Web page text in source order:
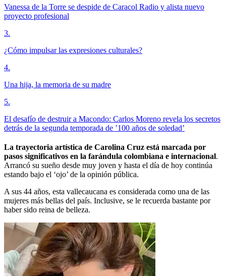
Vanessa de la Torre se despide de Caracol Radio y alista nuevo
proyecto profesional
3.
¿Cómo impulsar las expresiones culturales?
4.
Una hija, la memoria de su madre
5.
El desafío de destruir a Macondo: Carlos Moreno revela los secretos
detrás de la segunda temporada de ’100 años de soledad’
La trayectoria artística de Carolina Cruz está marcada por
pasos significativos en la farándula colombiana e internacional.
Arrancó su sueño desde muy joven y hasta el día de hoy continúa
estando bajo el ‘ojo’ de la opinión pública.
A sus 44 años, esta vallecaucana es considerada como una de las
mujeres más bellas del país. Inclusive, se le recuerda bastante por
haber sido reina de belleza.